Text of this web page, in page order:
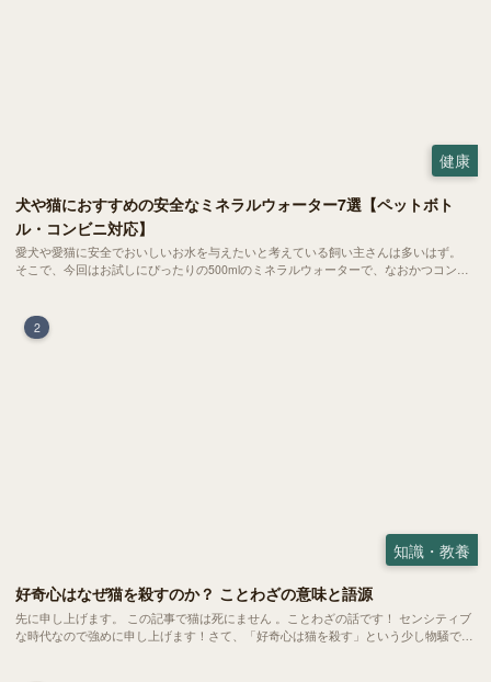
健康
犬や猫におすすめの安全なミネラルウォーター7選【ペットボト
ル・コンビニ対応】
愛犬や愛猫に安全でおいしいお水を与えたいと考えている飼い主さんは多いはず。
そこで、今回はお試しにぴったりの500mlのミネラルウォーターで、なおかつコンビ
2
知識・教養
好奇心はなぜ猫を殺すのか？ ことわざの意味と語源
先に申し上げます。 この記事で猫は死にません 。ことわざの話です！ センシティブ
な時代なので強めに申し上げます！さて、「好奇心は猫を殺す」という少し物騒で、